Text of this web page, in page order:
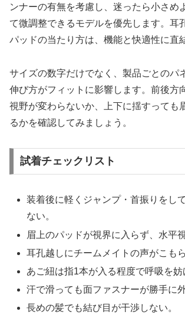
ンナーの有無を考慮し、迷ったら小さめ
て微調整できるモデルを優先します。耳
パッドの当たり方は、機能と快適性に直
サイズの数字だけでなく、製品ごとのパ
伸び方がフィットに影響します。前後方
視野が変わらないか、上下に揺すっても
るかを確認してみましょう。
試着チェックリスト
装着後に軽くジャンプ・首振りをし
ない。
眉上のパッドが視界に入らず、水平
耳孔越しにチームメイトの声がこもら
あご紐は指1本が入る程度で呼吸を妨
汗で滑っても面ファスナーが勝手に
長めの髪でも結び目が干渉しない。